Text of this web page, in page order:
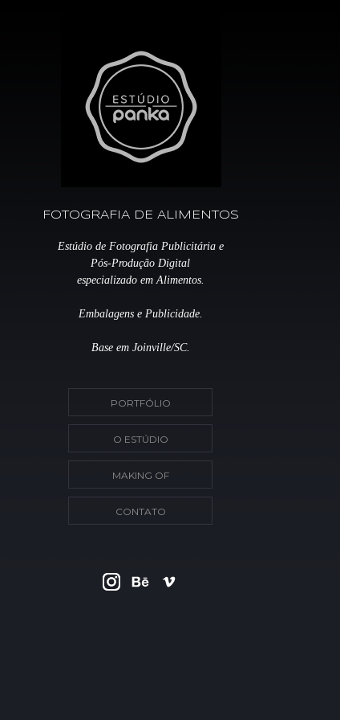
FOTOGRAFIA DE ALIMENTOS
Estúdio de Fotografia Publicitária e
Pós-Produção Digital
especializado em Alimentos.
Embalagens e Publicidade.
Base em Joinville/SC.
PORTFÓLIO
O ESTÚDIO
MAKING OF
CONTATO